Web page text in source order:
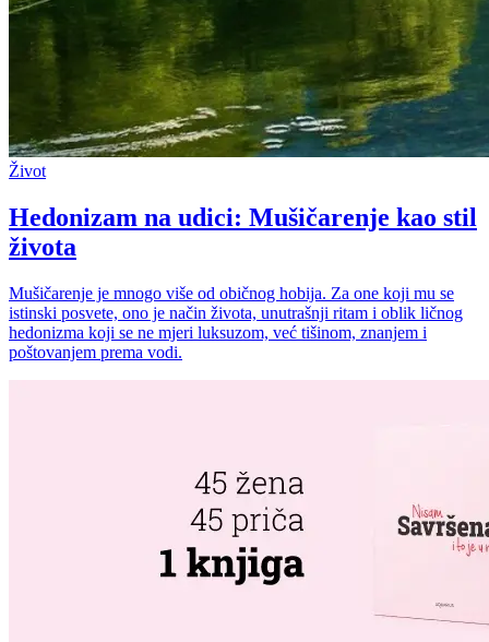
Život
Hedonizam na udici: Mušičarenje kao stil
života
Mušičarenje je mnogo više od običnog hobija. Za one koji mu se
istinski posvete, ono je način života, unutrašnji ritam i oblik ličnog
hedonizma koji se ne mjeri luksuzom, već tišinom, znanjem i
poštovanjem prema vodi.